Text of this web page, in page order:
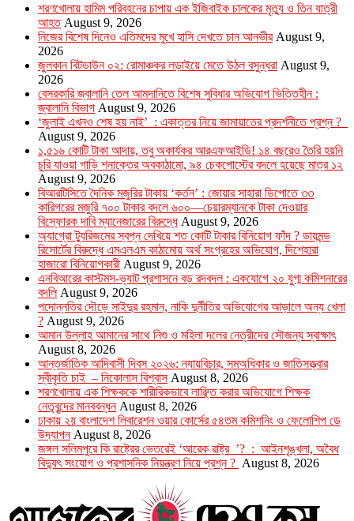
শরণখোলায় হামিম পরিবহনের চাপায় এক ইজিবাইক চালকের মৃত্যু ও তিন যাত্রী
আহত August 9, 2026
নিজের বিশেষ দিনেও এতিমদের মুখে হাসি দেখতে চান আনভীর August 9,
2026
জুলকান বিটডাউন ০২: রোমাঞ্চকর লড়াইয়ে মেতে উঠল বসুন্ধরা August 9,
2026
বেসরকারি জ্বালানি তেল আমদানিতে বিশেষ সুবিধার অভিযোগ ভিত্তিহীন :
জ্বালানি বিভাগ August 9, 2026
‘জুলাই এখনও শেষ হয় নাই’ : একাত্তর নিয়ে জামায়াতের প্রদর্শনীতে প্রশ্ন ?
August 9, 2026
১,৫১৬ কোটি টাকা আদায়, তবু অকার্যকর আরএফআইডি! ১৪ বছরেও তৈরি হয়নি
চুরি যাওয়া গাড়ি শনাক্তের অবকাঠামো, ৯৪ চেকপোস্টের বদলে হয়েছে মাত্র ১২
August 9, 2026
বিআরটিসিতে দৈনিক মজুরির টাকায় ‘কর্তন’ : জোয়ার সাহারা ডিপোতে ৩৩
কারিগরের মজুরি ৭০০ টাকার বদলে ৬০০—চেয়ারম্যানকে টাকা দেওয়ার
বিস্ফোরক দাবি ম্যানেজারের বিরুদ্ধে August 9, 2026
অ্যাগ্রো ট্যুরিজমের স্বপ্ন দেখিয়ে শত কোটি টাকার বিনিয়োগ ফাঁদ ? ডায়মন্ড
রিসোর্টের বিরুদ্ধে এমএলএম কাঠামোয় অর্থ সংগ্রহের অভিযোগ, দিশেহারা
হাজারো বিনিয়োগকারী August 9, 2026
এনবিআরের কাস্টমস-ভ্যাট প্রশাসনে বড় রদবদল : একযোগে ২০ যুগ্ম কমিশনারের
বদলি August 9, 2026
পদোন্নতির দৌড়ে সাইদুর রহমান, নাকি দুর্নীতির অভিযোগের আড়ালে অন্য খেলা
? August 9, 2026
আমান উল্লাহ আমানের সাথে নিশু ও মহিলা দলের নেত্রীদের সৌজন্য স্বাক্ষাৎ
August 8, 2026
আন্তর্জাতিক আদিবাসী দিবস ২০২৬: ন্যায়বিচার, সমঅধিকার ও জাতিসত্ত্বার
স্বীকৃতি চাই – নিকোলাস বিশ্বাস August 8, 2026
শরণখোলায় এক শিক্ষককে শারীরিকভাবে লাঞ্ছিত করার অভিযোগে শিক্ষক
নেতৃবৃন্দের মানববন্ধন August 8, 2026
ঢাকায় ২য় বাংলাদেশ লিবারেশন ওয়ার কোর্সের ৫৪তম কমিশনিং ও ফেলোশিপ ডে
উদ্‌যাপন August 8, 2026
জঙ্গল সলিমপুরে কি রাষ্ট্রের ভেতরেই ‘আরেক রাষ্ট্র ’? : আইনশৃঙ্খলা, অবৈধ
বিদ্যুৎ সংযোগ ও প্রশাসনিক নিয়ন্ত্রণ নিয়ে প্রশ্ন ? August 8, 2026